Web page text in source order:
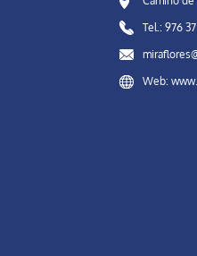
Tel.: 976
Web: